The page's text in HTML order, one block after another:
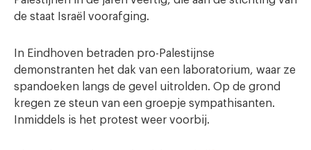
de staat Israël voorafging.
In Eindhoven betraden pro-Palestijnse
demonstranten het dak van een laboratorium, waar ze
spandoeken langs de gevel uitrolden. Op de grond
kregen ze steun van een groepje sympathisanten.
Inmiddels is het protest weer voorbij.